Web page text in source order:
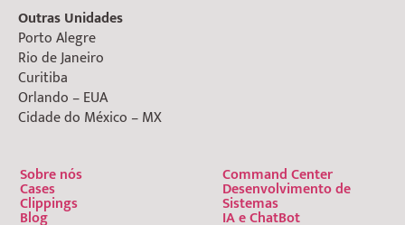
Outras Unidades
Porto Alegre
Rio de Janeiro
Curitiba
Orlando – EUA
Cidade do México – MX
Sobre nós
Cases
Clippings
Blog
Command Center
Desenvolvimento de
Sistemas
IA e ChatBot